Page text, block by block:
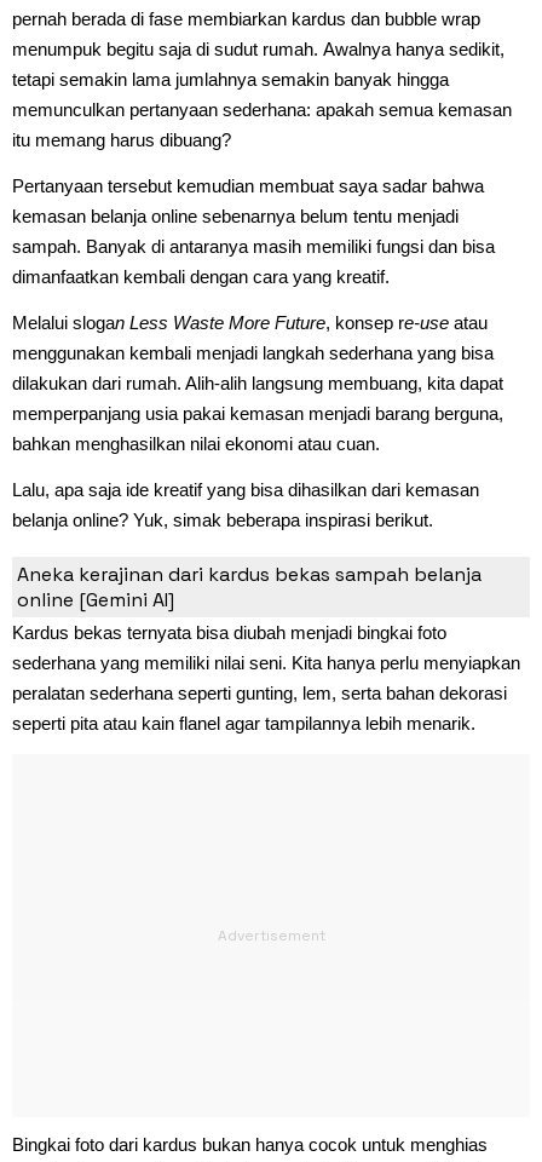
pernah berada di fase membiarkan kardus dan bubble wrap
menumpuk begitu saja di sudut rumah. Awalnya hanya sedikit,
tetapi semakin lama jumlahnya semakin banyak hingga
memunculkan pertanyaan sederhana: apakah semua kemasan
itu memang harus dibuang?
Pertanyaan tersebut kemudian membuat saya sadar bahwa
kemasan belanja online sebenarnya belum tentu menjadi
sampah. Banyak di antaranya masih memiliki fungsi dan bisa
dimanfaatkan kembali dengan cara yang kreatif.
Melalui slogan Less Waste More Future, konsep re-use atau
menggunakan kembali menjadi langkah sederhana yang bisa
dilakukan dari rumah. Alih-alih langsung membuang, kita dapat
memperpanjang usia pakai kemasan menjadi barang berguna,
bahkan menghasilkan nilai ekonomi atau cuan.
Lalu, apa saja ide kreatif yang bisa dihasilkan dari kemasan
belanja online? Yuk, simak beberapa inspirasi berikut.
1. Bingkai Foto
Aneka kerajinan dari kardus bekas sampah belanja
online [Gemini AI]
Kardus bekas ternyata bisa diubah menjadi bingkai foto
sederhana yang memiliki nilai seni. Kita hanya perlu menyiapkan
peralatan sederhana seperti gunting, lem, serta bahan dekorasi
seperti pita atau kain flanel agar tampilannya lebih menarik.
Bingkai foto dari kardus bukan hanya cocok untuk menghias